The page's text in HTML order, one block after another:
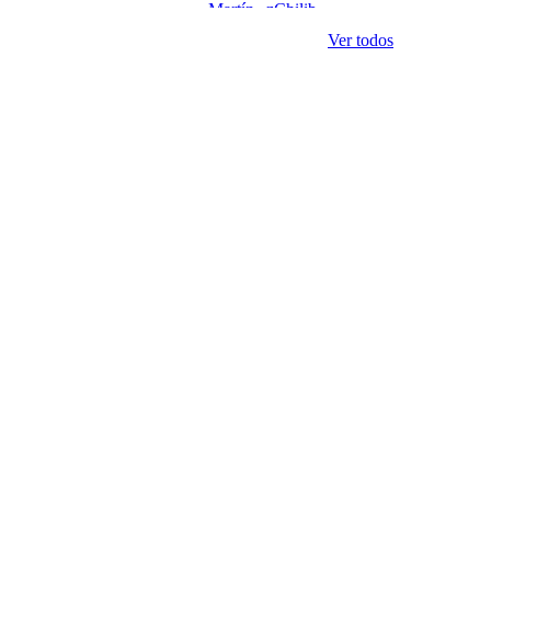
Ver todos